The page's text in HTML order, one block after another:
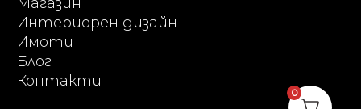
Интериорен дизайн
Имоти
Блог
Контакти
0